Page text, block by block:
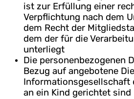
ist zur Erfüllung einer
Verpflichtung nach dem
dem Recht der
dem der für die
unterliegt
Die personenbezogenen
Bezug auf angebotene
Informationsgesellschaft
an ein Kind gerichtet sind